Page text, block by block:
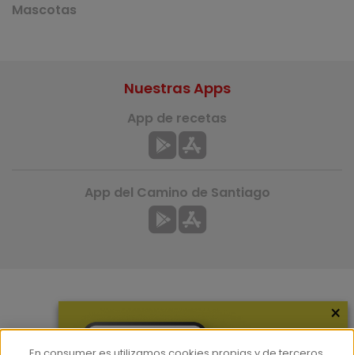
Mascotas
Nuestras Apps
App de recetas
App del Camino de Santiago
×